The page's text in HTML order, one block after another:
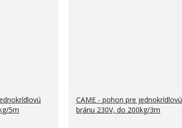
5m
CAME - pohon pre jednokrídlovú
bránu 230V, do 200kg/3m